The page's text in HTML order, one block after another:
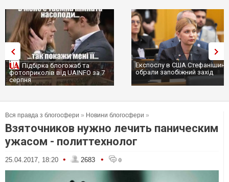
Експослу в США Стефанішиній
обрали запобіжний захід
Трамп не передасть
сотні ракет до Patriot,
...
Вся правда з блогосфери » Новини блогосфери »
Взяточников нужно лечить паническим
ужасом - политтехнолог
25.04.2017, 18:20 • 2683 • 0